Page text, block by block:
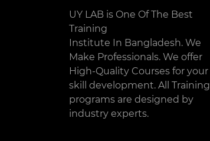
UY LAB is One Of The Best
Training
Institute In Bangladesh. We
Make Professionals. We offer
High-Quality Courses for your
skill development. All Training
programs are designed by
industry experts.